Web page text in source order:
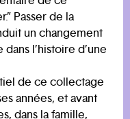
Passer de la
un changement
l’histoire d’une
de ce collectage
années, et avant
dans la famille,